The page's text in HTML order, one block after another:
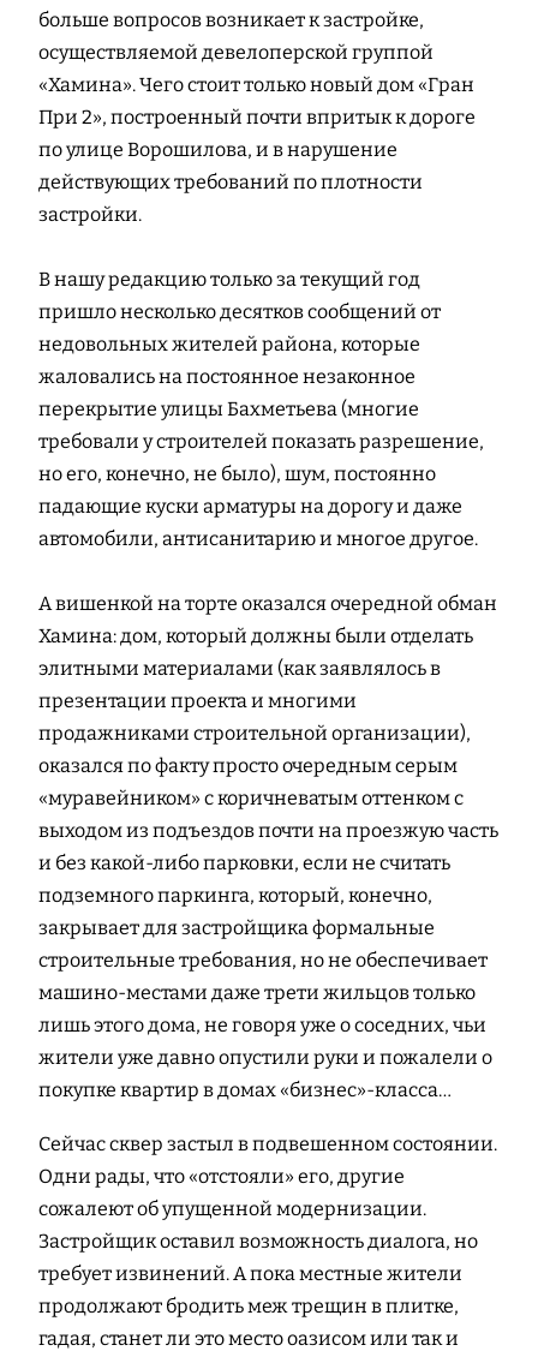
больше вопросов возникает к застройке,
осуществляемой девелоперской группой
«Хамина». Чего стоит только новый дом «Гран
При 2», построенный почти впритык к дороге
по улице Ворошилова, и в нарушение
действующих требований по плотности
застройки.
В нашу редакцию только за текущий год
пришло несколько десятков сообщений от
недовольных жителей района, которые
жаловались на постоянное незаконное
перекрытие улицы Бахметьева (многие
требовали у строителей показать разрешение,
но его, конечно, не было), шум, постоянно
падающие куски арматуры на дорогу и даже
автомобили, антисанитарию и многое другое.
А вишенкой на торте оказался очередной обман
Хамина: дом, который должны были отделать
элитными материалами (как заявлялось в
презентации проекта и многими
продажниками строительной организации),
оказался по факту просто очередным серым
«муравейником» с коричневатым оттенком с
выходом из подъездов почти на проезжую часть
и без какой-либо парковки, если не считать
подземного паркинга, который, конечно,
закрывает для застройщика формальные
строительные требования, но не обеспечивает
машино-местами даже трети жильцов только
лишь этого дома, не говоря уже о соседних, чьи
жители уже давно опустили руки и пожалели о
покупке квартир в домах «бизнес»-класса…
Сейчас сквер застыл в подвешенном состоянии.
Одни рады, что «отстояли» его, другие
сожалеют об упущенной модернизации.
Застройщик оставил возможность диалога, но
требует извинений. А пока местные жители
продолжают бродить меж трещин в плитке,
гадая, станет ли это место оазисом или так и